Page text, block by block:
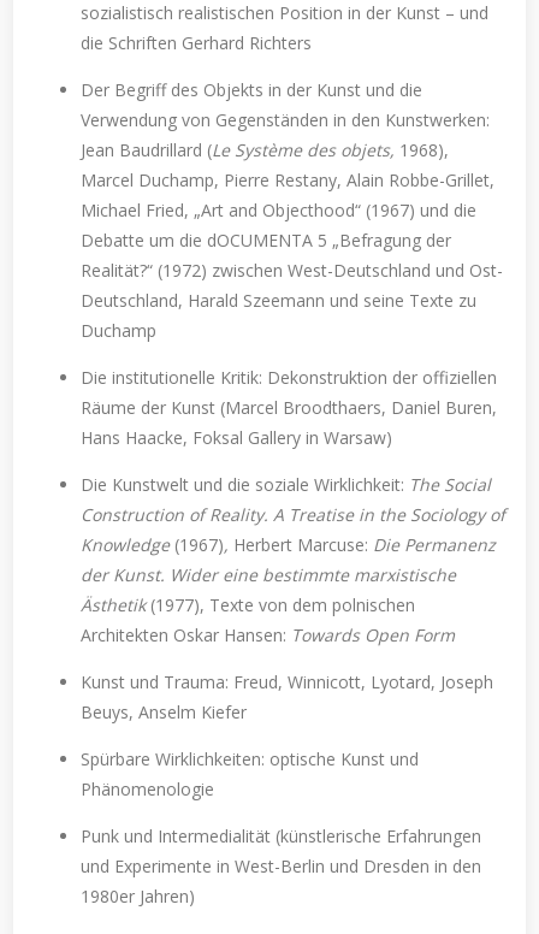
sozialistisch realistischen Position in der Kunst – und
die Schriften Gerhard Richters
Der Begriff des Objekts in der Kunst und die
Verwendung von Gegenständen in den Kunstwerken:
Jean Baudrillard (Le Système des objets, 1968),
Marcel Duchamp, Pierre Restany, Alain Robbe-Grillet,
Michael Fried, „Art and Objecthood“ (1967) und die
Debatte um die dOCUMENTA 5 „Befragung der
Realität?“ (1972) zwischen West-Deutschland und Ost-
Deutschland, Harald Szeemann und seine Texte zu
Duchamp
Die institutionelle Kritik: Dekonstruktion der offiziellen
Räume der Kunst (Marcel Broodthaers, Daniel Buren,
Hans Haacke, Foksal Gallery in Warsaw)
Die Kunstwelt und die soziale Wirklichkeit: The Social
Construction of Reality. A Treatise in the Sociology of
Knowledge (1967), Herbert Marcuse: Die Permanenz
der Kunst. Wider eine bestimmte marxistische
Ästhetik(1977), Texte von dem polnischen
Architekten Oskar Hansen: Towards Open Form
Kunst und Trauma: Freud, Winnicott, Lyotard, Joseph
Beuys, Anselm Kiefer
Spürbare Wirklichkeiten: optische Kunst und
Phänomenologie
Punk und Intermedialität (künstlerische Erfahrungen
und Experimente in West-Berlin und Dresden in den
1980er Jahren)